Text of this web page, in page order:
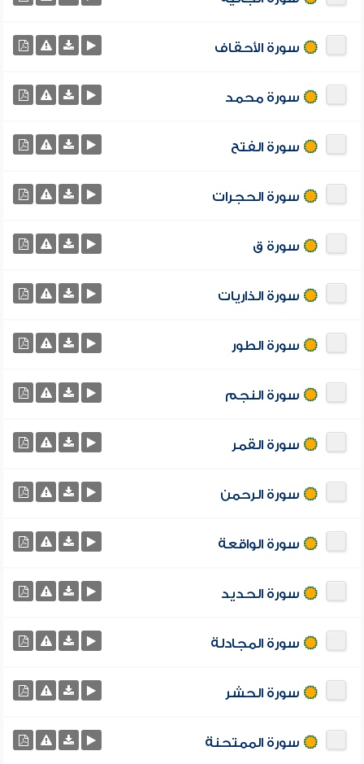
سورة الأحقاف
سورة محمد
سورة الفتح
سورة الحجرات
سورة ق
سورة الذاريات
سورة الطور
سورة النجم
سورة القمر
سورة الرحمن
سورة الواقعة
سورة الحديد
سورة المجادلة
سورة الحشر
سورة الممتحنة